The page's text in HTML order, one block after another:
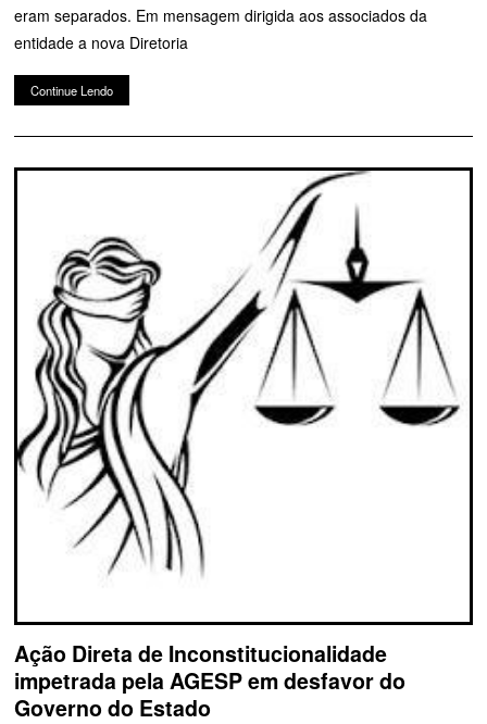
eram separados. Em mensagem dirigida aos associados da
entidade a nova Diretoria
Continue Lendo
Ação Direta de Inconstitucionalidade
impetrada pela AGESP em desfavor do
Governo do Estado